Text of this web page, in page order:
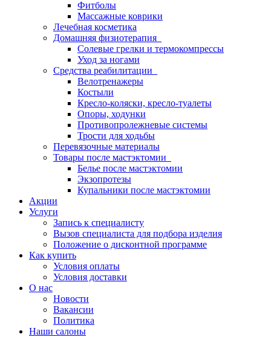
Фитболы
Массажные коврики
Лечебная косметика
Домашняя физиотерапия
Солевые грелки и термокомпрессы
Уход за ногами
Средства реабилитации
Велотренажеры
Костыли
Кресло-коляски, кресло-туалеты
Опоры, ходунки
Противопролежневые системы
Трости для ходьбы
Перевязочные материалы
Товары после мастэктомии
Белье после мастэктомии
Экзопротезы
Купальники после мастэктомии
Акции
Услуги
Запись к специалисту
Вызов специалиста для подбора изделия
Положение о дисконтной программе
Как купить
Условия оплаты
Условия доставки
О нас
Новости
Вакансии
Политика
Наши салоны